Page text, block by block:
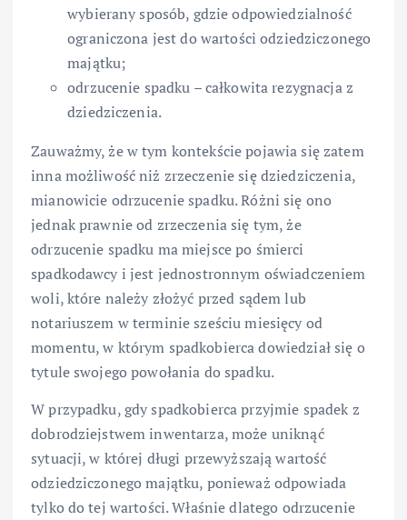
wybierany sposób, gdzie odpowiedzialność
ograniczona jest do wartości odziedziczonego
majątku;
odrzucenie spadku – całkowita rezygnacja z
dziedziczenia.
Zauważmy, że w tym kontekście pojawia się zatem
inna możliwość niż zrzeczenie się dziedziczenia,
mianowicie odrzucenie spadku. Różni się ono
jednak prawnie od zrzeczenia się tym, że
odrzucenie spadku ma miejsce po śmierci
spadkodawcy i jest jednostronnym oświadczeniem
woli, które należy złożyć przed sądem lub
notariuszem w terminie sześciu miesięcy od
momentu, w którym spadkobierca dowiedział się o
tytule swojego powołania do spadku.
W przypadku, gdy spadkobierca przyjmie spadek z
dobrodziejstwem inwentarza, może uniknąć
sytuacji, w której długi przewyższają wartość
odziedziczonego majątku, ponieważ odpowiada
tylko do tej wartości. Właśnie dlatego odrzucenie